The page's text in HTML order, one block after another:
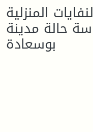
المنزلية
حالة مدينة
بوسعادة